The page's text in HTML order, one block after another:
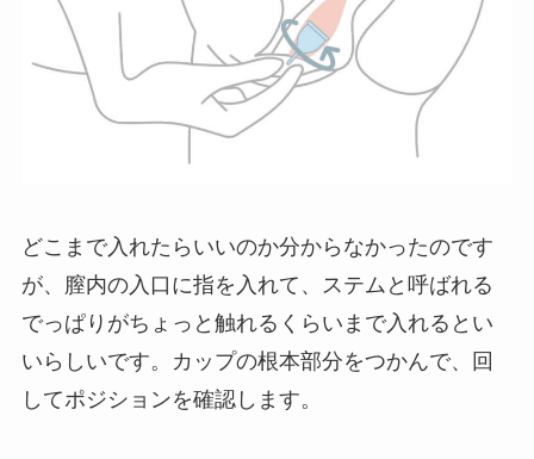
どこまで入れたらいいのか分からなかったのです
が、膣内の入口に指を入れて、ステムと呼ばれる
でっぱりがちょっと触れるくらいまで入れるとい
いらしいです。カップの根本部分をつかんで、回
してポジションを確認します。